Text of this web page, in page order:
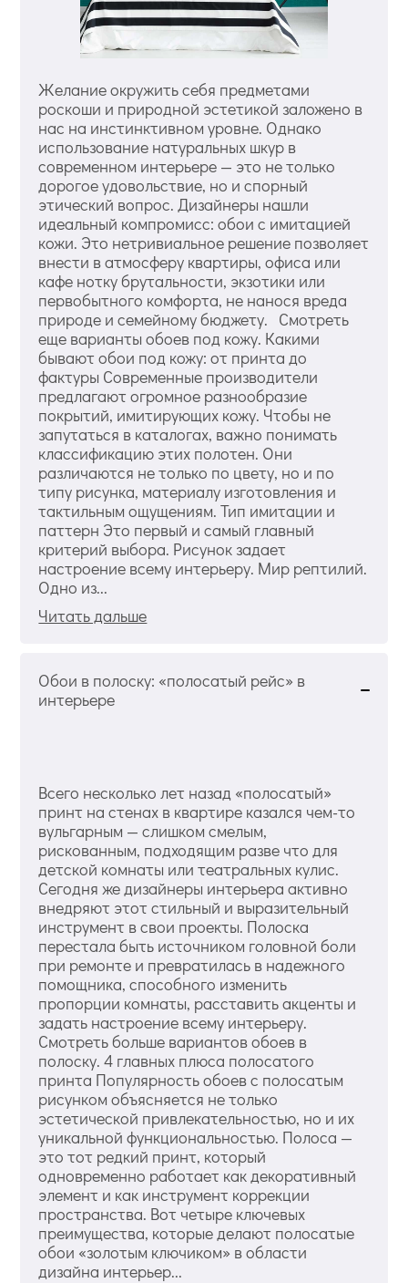
Желание окружить себя предметами
роскоши и природной эстетикой заложено в
нас на инстинктивном уровне. Однако
использование натуральных шкур в
современном интерьере — это не только
дорогое удовольствие, но и спорный
этический вопрос. Дизайнеры нашли
идеальный компромисс: обои с имитацией
кожи. Это нетривиальное решение позволяет
внести в атмосферу квартиры, офиса или
кафе нотку брутальности, экзотики или
первобытного комфорта, не нанося вреда
природе и семейному бюджету. Смотреть
еще варианты обоев под кожу. Какими
бывают обои под кожу: от принта до
фактуры Современные производители
предлагают огромное разнообразие
покрытий, имитирующих кожу. Чтобы не
запутаться в каталогах, важно понимать
классификацию этих полотен. Они
различаются не только по цвету, но и по
типу рисунка, материалу изготовления и
тактильным ощущениям. Тип имитации и
паттерн Это первый и самый главный
критерий выбора. Рисунок задает
настроение всему интерьеру. Мир рептилий.
Одно из...
Читать дальше
Обои в полоску: «полосатый рейс» в
интерьере
Всего несколько лет назад «полосатый»
принт на стенах в квартире казался чем-то
вульгарным — слишком смелым,
рискованным, подходящим разве что для
детской комнаты или театральных кулис.
Сегодня же дизайнеры интерьера активно
внедряют этот стильный и выразительный
инструмент в свои проекты. Полоска
перестала быть источником головной боли
при ремонте и превратилась в надежного
помощника, способного изменить
пропорции комнаты, расставить акценты и
задать настроение всему интерьеру.
Смотреть больше вариантов обоев в
полоску. 4 главных плюса полосатого
принта Популярность обоев с полосатым
рисунком объясняется не только
эстетической привлекательностью, но и их
уникальной функциональностью. Полоса —
это тот редкий принт, который
одновременно работает как декоративный
элемент и как инструмент коррекции
пространства. Вот четыре ключевых
преимущества, которые делают полосатые
обои «золотым ключиком» в области
дизайна интерьер...